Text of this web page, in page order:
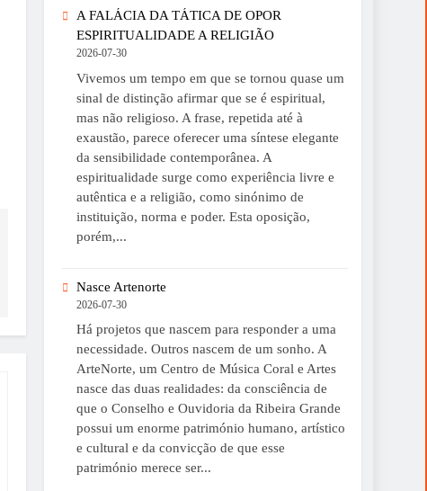
A FALÁCIA DA TÁTICA DE OPOR
ESPIRITUALIDADE A RELIGIÃO
2026-07-30
Vivemos um tempo em que se tornou quase um
sinal de distinção afirmar que se é espiritual,
mas não religioso. A frase, repetida até à
exaustão, parece oferecer uma síntese elegante
da sensibilidade contemporânea. A
espiritualidade surge como experiência livre e
autêntica e a religião, como sinónimo de
instituição, norma e poder. Esta oposição,
porém,...
Nasce Artenorte
2026-07-30
Há projetos que nascem para responder a uma
necessidade. Outros nascem de um sonho. A
ArteNorte, um Centro de Música Coral e Artes
nasce das duas realidades: da consciência de
que o Conselho e Ouvidoria da Ribeira Grande
possui um enorme património humano, artístico
e cultural e da convicção de que esse
património merece ser...